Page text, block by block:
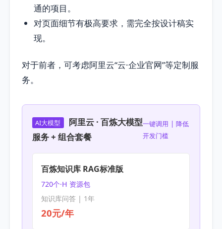
通的项目。
对页面细节有极高要求，需完全按设计稿实
现。
对于前者，可考虑阿里云“云·企业官网”等定制服
务。
AI大模型
阿里云 · 百炼大模型
服务 + 组合套餐
一键调用 | 降低
开发门槛
百炼知识库 RAG标准版
720个·H 资源包
知识库问答 | 1年
20元/年